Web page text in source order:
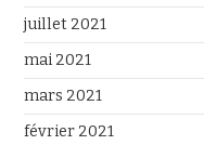
juillet 2021
mai 2021
mars 2021
février 2021